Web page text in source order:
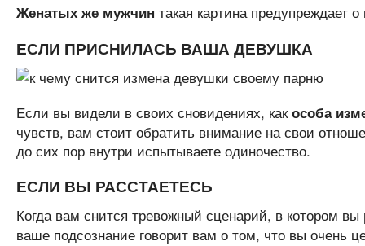
Женатых же мужчин такая картина предупреждает
ЕСЛИ ПРИСНИЛАСЬ ВАША ДЕВУШКА
Если вы видели в своих сновидениях, какособа
чувств, вам стоит обратить внимание на свои
до сих пор внутри испытываете одиночество.
ЕСЛИ ВЫ РАССТАЕТЕСЬ
Когда вам снится тревожный сценарий, в котором вы
ваше подсознание говорит вам о том, что вы очень